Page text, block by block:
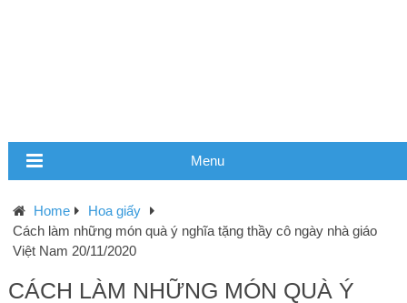
Menu
Home
Hoa giấy
Cách làm những món quà ý nghĩa tặng thầy cô ngày nhà giáo
Việt Nam 20/11/2020
CÁCH LÀM NHỮNG MÓN QUÀ Ý